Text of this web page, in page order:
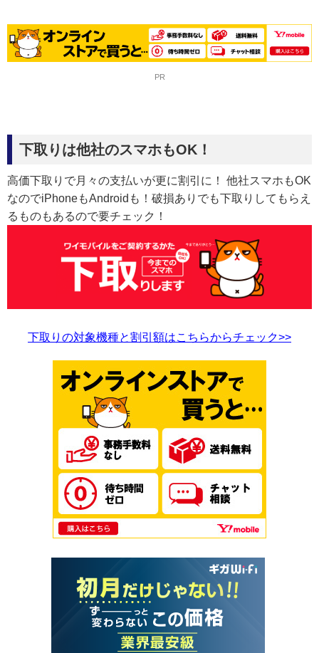
PR
下取りは他社のスマホもOK！
高価下取りで月々の支払いが更に割引に！ 他社スマホもOK
なのでiPhoneもAndroidも！破損ありでも下取りしてもらえ
るものもあるので要チェック！
下取りの対象機種と割引額はこちらからチェック>>